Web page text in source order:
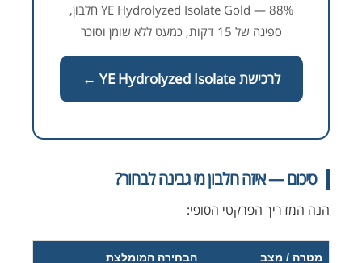
YE Hydrolyzed Isolate Gold — 88% חלבון,
ספיגה של 15 דקות, כמעט ללא שומן וסוכר
לרכישת YE Hydrolyzed Isolate ←
סיכום — איזה חלבון מי גבינה לבחור?
הנה המדריך הפרקטי הסופי:
מטרה / מצב הבחירה המומלצת